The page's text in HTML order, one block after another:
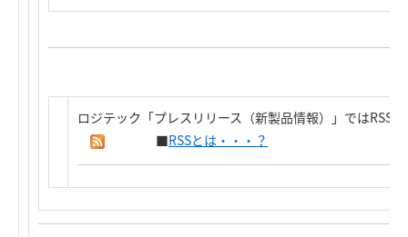
ロジテック「プレスリリース（新製品情報）」ではRSS
■RSSとは・・・？